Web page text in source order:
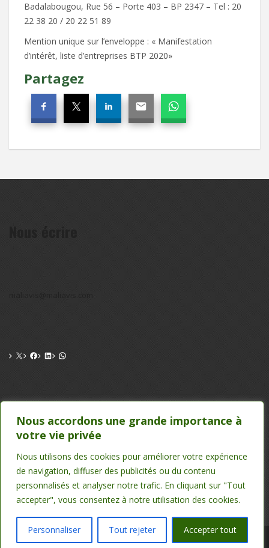
Nous accordons une grande importance à
votre vie privée
Nous utilisons des cookies pour améliorer votre expérience
de navigation, diffuser des publicités ou du contenu
personnalisés et analyser notre trafic. En cliquant sur "Tout
accepter", vous consentez à notre utilisation des cookies.
Personnaliser Tout rejeter Accepter tout
Badalabougou, Rue 56 – Porte 403 – BP 2347 – Tel : 20
22 38 20 / 20 22 51 89
Mention unique sur l’enveloppe : « Manifestation
d’intérêt, liste d’entreprises BTP 2020»
Partagez
CONTACT
TEL : 20 22 39 24 , 75 50 00 26
Powered byMaliavis. Copyright © 2026